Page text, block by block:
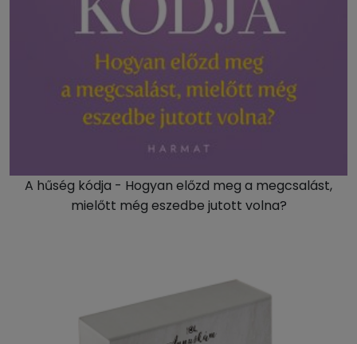
A hűség kódja - Hogyan előzd meg a megcsalást,
mielőtt még eszedbe jutott volna?